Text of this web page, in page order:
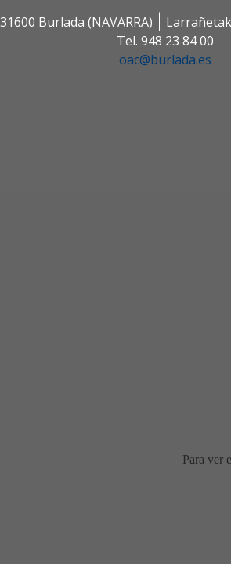
Burlada (NAVARRA)
Tel. 948 23 84 00
oac@burlada.es